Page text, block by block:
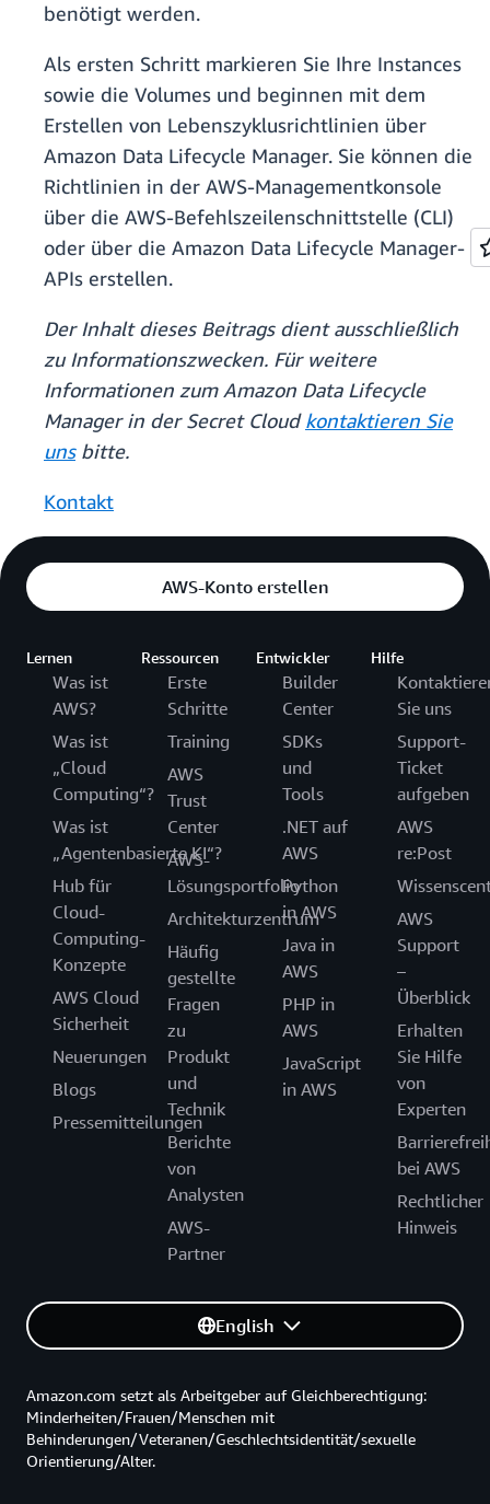
benötigt werden.
Als ersten Schritt markieren Sie Ihre Instances
sowie die Volumes und beginnen mit dem
Erstellen von Lebenszyklusrichtlinien über
Amazon Data Lifecycle Manager. Sie können die
Richtlinien in der AWS-Managementkonsole
über die AWS-Befehlszeilenschnittstelle (CLI)
oder über die Amazon Data Lifecycle Manager-
APIs erstellen.
Der Inhalt dieses Beitrags dient ausschließlich
zu Informationszwecken. Für weitere
Informationen zum Amazon Data Lifecycle
Manager in der Secret Cloudkontaktieren Sie
unsbitte.
Kontakt
AWS-Konto erstellen
Lernen
Was ist
AWS?
Was ist
„Cloud
Computing“?
Was ist
„Agentenbasierte KI“?
Hub für
Cloud-
Computing-
Konzepte
AWS Cloud
Sicherheit
Neuerungen
Blogs
Pressemitteilungen
Ressourcen
Erste
Schritte
Training
AWS
Trust
Center
AWS-
Lösungsportfolio
Architekturzentrum
Häufig
gestellte
Fragen
zu
Produkt
und
Technik
Berichte
von
Analysten
AWS-
Partner
Entwickler
Builder
Center
SDKs
und
Tools
.NET auf
AWS
Python
in AWS
Java in
AWS
PHP in
AWS
JavaScript
in AWS
Hilfe
Sie uns
Support-
Ticket
aufgeben
AWS
re:Post
AWS
Support
–
Überblick
Erhalten
Sie Hilfe
von
Experten
bei AWS
Rechtlicher
Hinweis
English
Amazon.com setzt als Arbeitgeber auf Gleichberechtigung:
Minderheiten/Frauen/Menschen mit
Behinderungen/Veteranen/Geschlechtsidentität/sexuelle
Orientierung/Alter.